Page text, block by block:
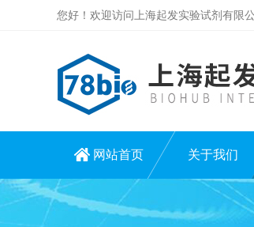
您好！欢迎访问上海起发实验试剂有限
网站首页 关于我们